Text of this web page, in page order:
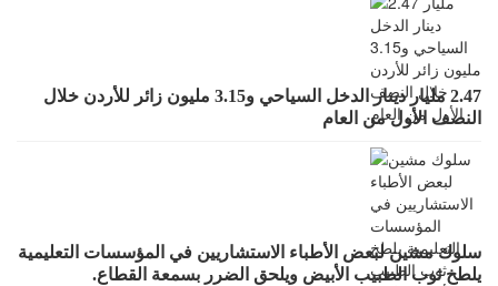
2.47 مليار دينار الدخل السياحي و3.15 مليون زائر للأردن خلال
النصف الأول من العام
سلوك مشين لبعض الأطباء الاستشاريين في المؤسسات التعليمية
يلطخ ثوب الطبيب الأبيض ويلحق الضرر بسمعة القطاع.